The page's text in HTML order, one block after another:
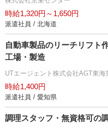
時給1,320円～1,650円
派遣社員 / 北海道
自動車製品のリーチリフト
工場・製造
UTエージェント株式会社AGT東海
時給1,400円
派遣社員 / 愛知県
調理スタッフ・無資格可の